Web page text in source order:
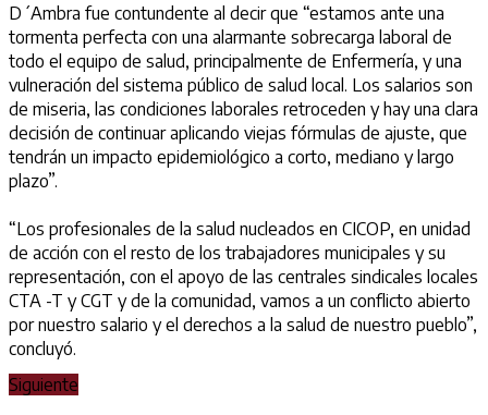
D´Ambra fue contundente al decir que “estamos ante una
tormenta perfecta con una alarmante sobrecarga laboral de
todo el equipo de salud, principalmente de Enfermería, y una
vulneración del sistema público de salud local. Los salarios son
de miseria, las condiciones laborales retroceden y hay una clara
decisión de continuar aplicando viejas fórmulas de ajuste, que
tendrán un impacto epidemiológico a corto, mediano y largo
plazo”.
“Los profesionales de la salud nucleados en CICOP, en unidad
de acción con el resto de los trabajadores municipales y su
representación, con el apoyo de las centrales sindicales locales
CTA -T y CGT y de la comunidad, vamos a un conflicto abierto
por nuestro salario y el derechos a la salud de nuestro pueblo”,
concluyó.
Siguiente